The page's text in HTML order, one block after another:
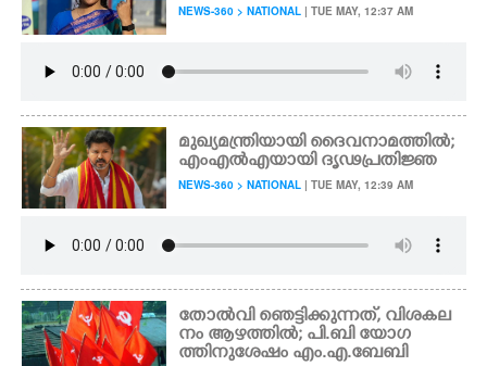
NEWS-360 > NATIONAL | TUE MAY, 12:37 AM
മുഖ്യമന്ത്രിയായി ദൈവനാമത്തിൽ;
എംഎൽഎയായി ദൃഢപ്രതിജ്ഞ
NEWS-360 > NATIONAL | TUE MAY, 12:39 AM
തോൽവി ഞെട്ടിക്കുന്നത്,​ വിശകല
നം ആഴത്തിൽ; പി.ബി യോഗ
ത്തിനുശേഷം എം.എ.ബേബി